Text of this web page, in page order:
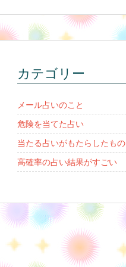
カテゴリー
メール占いのこと
危険を当てた占い
当たる占いがもたらしたもの
高確率の占い結果がすごい